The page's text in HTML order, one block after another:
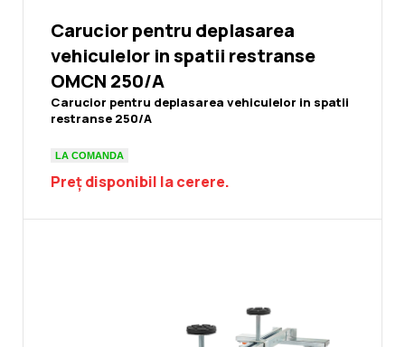
Carucior pentru deplasarea
vehiculelor in spatii restranse
OMCN 250/A
Carucior pentru deplasarea vehiculelor in spatii
restranse 250/A
LA COMANDA
Preț disponibil la cerere.